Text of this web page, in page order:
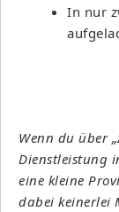
In nur
Wenn du über
Dienstleistung
eine kleine
dabei keinerlei